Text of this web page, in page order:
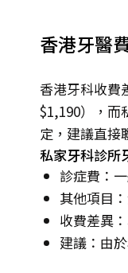
香港牙醫
香港牙科收費
$1,190），而
定，建議直接
私家牙科診所
診症費：
其他項目
收費差異
建議：由